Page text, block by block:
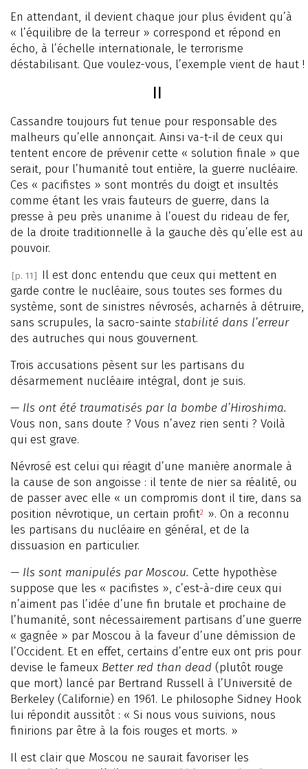
En attendant, il devient chaque jour plus évident qu’à
« l’équilibre de la terreur » correspond et répond en
écho, à l’échelle internationale, le terrorisme
déstabilisant. Que voulez-vous, l’exemple vient de haut !
II
Cassandre toujours fut tenue pour responsable des
malheurs qu’elle annonçait. Ainsi va-t-il de ceux qui
tentent encore de prévenir cette « solution finale » que
serait, pour l’humanité tout entière, la guerre nucléaire.
Ces « pacifistes » sont montrés du doigt et insultés
comme étant les vrais fauteurs de guerre, dans la
presse à peu près unanime à l’ouest du rideau de fer,
de la droite traditionnelle à la gauche dès qu’elle est au
pouvoir.
[p. 11] Il est donc entendu que ceux qui mettent en
garde contre le nucléaire, sous toutes ses formes du
système, sont de sinistres névrosés, acharnés à détruire,
sans scrupules, la sacro-sainte stabilité dans l’erreur
des autruches qui nous gouvernent.
Trois accusations pèsent sur les partisans du
désarmement nucléaire intégral, dont je suis.
— Ils ont été traumatisés par la bombe d’Hiroshima.
Vous non, sans doute ? Vous n’avez rien senti ? Voilà
qui est grave.
Névrosé est celui qui réagit d’une manière anormale à
la cause de son angoisse : il tente de nier sa réalité, ou
de passer avec elle « un compromis dont il tire, dans sa
position névrotique, un certain profit2
». On a reconnu
les partisans du nucléaire en général, et de la
dissuasion en particulier.
— Ils sont manipulés par Moscou. Cette hypothèse
suppose que les « pacifistes », c’est-à-dire ceux qui
n’aiment pas l’idée d’une fin brutale et prochaine de
l’humanité, sont nécessairement partisans d’une guerre
« gagnée » par Moscou à la faveur d’une démission de
l’Occident. Et en effet, certains d’entre eux ont pris pour
devise le fameux Better red than dead (plutôt rouge
que mort) lancé par Bertrand Russell à l’Université de
Berkeley (Californie) en 1961. Le philosophe Sidney Hook
lui répondit aussitôt : « Si nous vous suivions, nous
finirions par être à la fois rouges et morts. »
Il est clair que Moscou ne saurait favoriser les